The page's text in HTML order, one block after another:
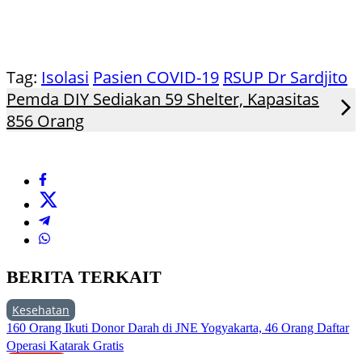
Tag: Isolasi Pasien COVID-19 RSUP Dr Sardjito
Pemda DIY Sediakan 59 Shelter, Kapasitas
856 Orang
BERITA TERKAIT
Kesehatan
160 Orang Ikuti Donor Darah di JNE Yogyakarta, 46 Orang Daftar
Operasi Katarak Gratis